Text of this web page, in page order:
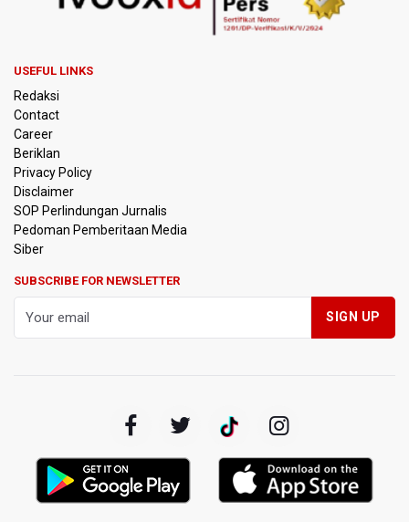
Korlantas Catat 16.812 Pelanggaran Plat Nomor Terekam
ETLE dengan Teknologi Face Recognition
Menko Polkam Imbau Tidak Bertindak Anarkis jika Ingin
Korupsi Chromebook
Polisi Ungkap Peredaran 86,4 Kg Sabu dan 5.171 Butir
Ekstasi, Enam Tersangka Ditangkap
Korlantas Polri Terapkan Teknologi Face Recognition
Kereta Cepat ke Surabaya
Kebakaran Hutan dan Lahan di Gunung Bromo Capai 10
Dikembangkan di Indonesia
USEFUL LINKS
Redaksi
Contact
Career
Beriklan
Privacy Policy
Disclaimer
SOP Perlindungan Jurnalis
Pedoman Pemberitaan Media
Siber
SUBSCRIBE FOR NEWSLETTER